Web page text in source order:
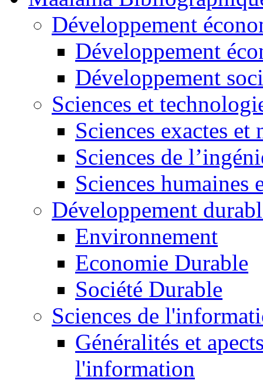
Développement
Développement
Développement
Sciences et
Sciences exactes et
Sciences de
Sciences humaines
Développement
Environnement
Economie Durable
Société Durable
Sciences de
Généralités et
l'information